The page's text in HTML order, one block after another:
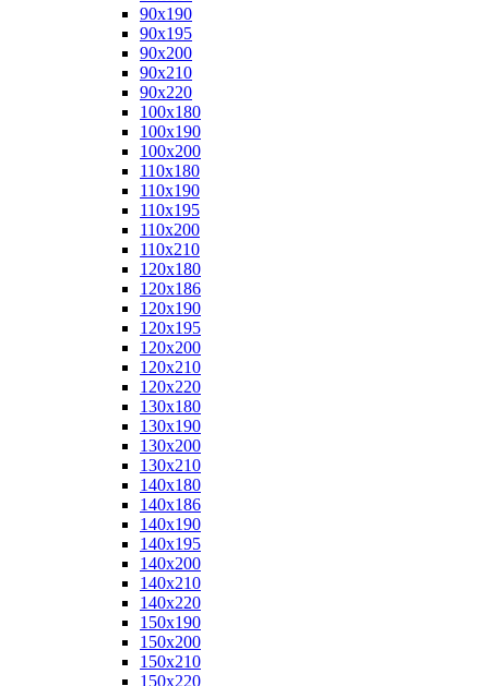
90x190
90x195
90x200
90x210
90x220
100x180
100x190
100x200
110x180
110x190
110x195
110x200
110x210
120x180
120x186
120x190
120x195
120x200
120x210
120x220
130x180
130x190
130x200
130x210
140x180
140x186
140x190
140x195
140x200
140x210
140x220
150x190
150x200
150x210
150x220